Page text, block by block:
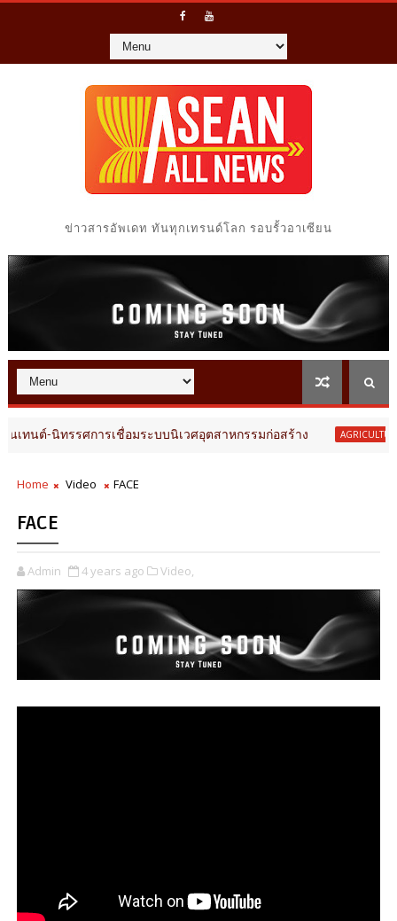
ข่าวสารอัพเดท ทันทุกเทรนด์โลก รอบรั้วอาเซียน
ต์-นิทรรศการเชื่อมระบบนิเวศอุตสาหกรรมก่อสร้าง AGRICULTURE น
Home Video FACE
FACE
Admin 4 years ago Video,